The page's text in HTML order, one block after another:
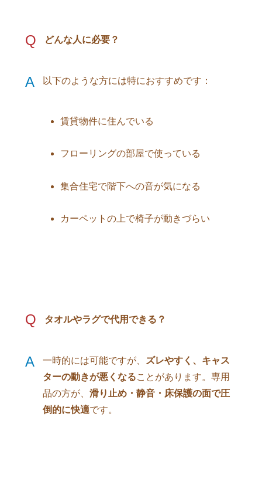
Q どんな人に必要？
A 以下のような方には特におすすめです：
賃貸物件に住んでいる
フローリングの部屋で使っている
集合住宅で階下への音が気になる
カーペットの上で椅子が動きづらい
Q タオルやラグで代用できる？
A 一時的には可能ですが、 ズレやすく、キャス
ターの動きが悪くなることがあります。専用
品の方が、滑り止め・静音・床保護の面で圧
倒的に快適です。